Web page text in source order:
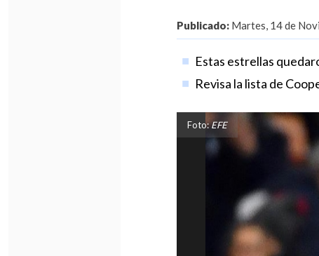
Publicado: Martes, 14 de
Estas estrellas
Revisa la lista de
Foto:EFE